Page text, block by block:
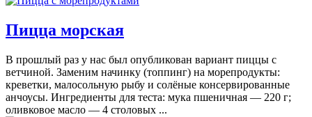
Пицца морская
В прошлый раз у нас был опубликован вариант пиццы с
ветчиной. Заменим начинку (топпинг) на морепродукты:
креветки, малосольную рыбу и солёные консервированные
анчоусы. Ингредиенты для теста: мука пшеничная — 220 г;
оливковое масло — 4 столовых ...